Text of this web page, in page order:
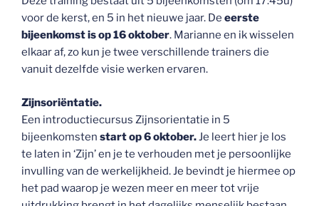
voor de kerst, en 5 in het nieuwe jaar. De eerste
bijeenkomst is op 16 oktober. Marianne en ik wisselen
elkaar af, zo kun je twee verschillende trainers die
vanuit dezelfde visie werken ervaren.
Zijnsoriëntatie.
Een introductiecursus Zijnsorientatie in 5
bijeenkomsten start op 6 oktober.Je leert hier je los
te laten in ‘Zijn’ en je te verhouden met je persoonlijke
invulling van de werkelijkheid. Je bevindt je hiermee op
het pad waarop je wezen meer en meer tot vrije